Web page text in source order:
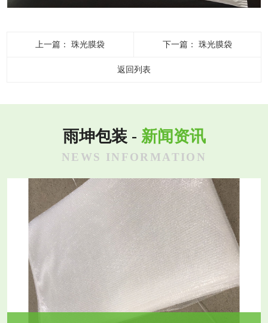
上一篇：珠光膜袋 下一篇：珠光膜袋
返回列表
雨坤包装 - 新闻资讯
NEWS INFORMATION